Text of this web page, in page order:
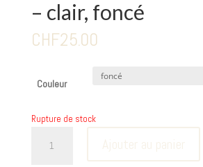
– clair, foncé
CHF25.00
Couleur
Rupture de stock
Ajouter au panier